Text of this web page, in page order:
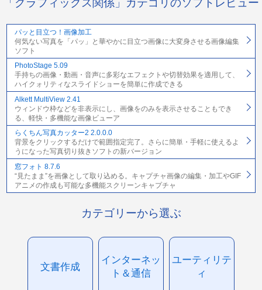
「グラフィックス関係」カテゴリのソフトレビュー
パッと目立つ！画像加工
何気ない写真を「パッ」と華やかに目立つ画像に大変身させる画像編集
ソフト
PhotoStage 5.09
手持ちの画像・動画・音声に多彩なエフェクトや切替効果を適用して、
ハイクォリティなスライドショーを簡単に作成できる
Alkett MultiView 2.41
ウィンドウ枠などを非表示にし、画像をのみを表示させることもでき
る、軽快・多機能な画像ビューア
らくちん写真カッター2 2.0.0.0
背景をクリックするだけで範囲指定完了。さらに簡単・手軽に使えるよ
うになった写真切り抜きソフトの新バージョン
窓フォト 8.7.6
“見たまま”を画像として取り込める。キャプチャ画像の編集・加工やGIF
アニメの作成も可能な多機能スクリーンキャプチャ
カテゴリーから選ぶ
文書作成
インターネッ
ト＆通信
ユーティリテ
ィ